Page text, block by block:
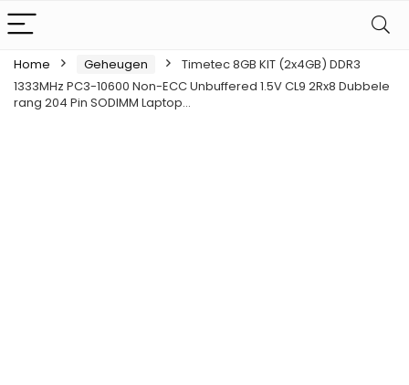
Home Geheugen
Timetec 8GB KIT (2x4GB) DDR3
1333MHz PC3-10600 Non-ECC Unbuffered 1.5V CL9 2Rx8 Dubbele
rang 204 Pin SODIMM Laptop…